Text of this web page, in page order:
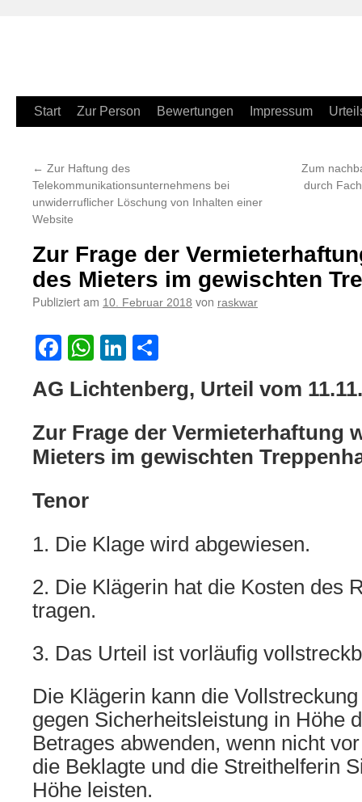
Zum
springen
Start Zur Person Bewertungen Impressum
← Zur Haftung des
Telekommunikationsunternehmens bei
unwiderruflicher Löschung von Inhalten einer
Website
Zum
durch
Zur Frage der
des Mieters im gewischten
Publiziert am 10. Februar 2018 von raskwar
Facebook
WhatsApp
LinkedIn
AG Lichtenberg, Urteil vom
Zur Frage der Vermieterhaftung
Mieters im gewischten
Tenor
1. Die Klage wird abgewiesen.
2. Die Klägerin hat die Kosten des
tragen.
3. Das Urteil ist vorläufig
Die Klägerin kann die
gegen Sicherheitsleistung in Höhe
Betrages abwenden, wenn nicht
die Beklagte und die Streithelferin
Höhe leisten.